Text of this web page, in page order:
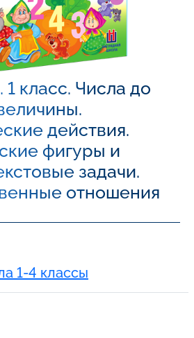
класс. Числа до
действия.
фигуры и
задачи.
отношения
1-4 классы